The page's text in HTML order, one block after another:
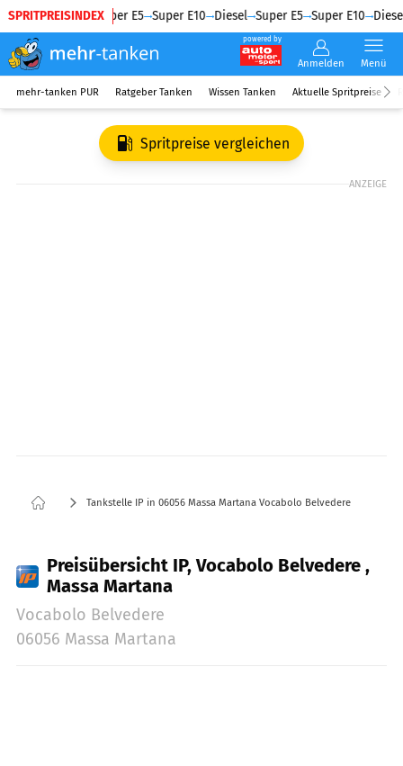
SPRITPREISINDEX
Diesel Super E5 Super E10 Diesel Super E5 Super E10 Diesel
powered by
Anmelden Menü
mehr-tanken PUR Ratgeber Tanken Wissen Tanken Aktuelle Spritpreise
Spritpreise vergleichen
ANZEIGE
Tankstelle IP in 06056 Massa Martana Vocabolo Belvedere
Preisübersicht IP, Vocabolo Belvedere ,
Massa Martana
Vocabolo Belvedere
06056 Massa Martana